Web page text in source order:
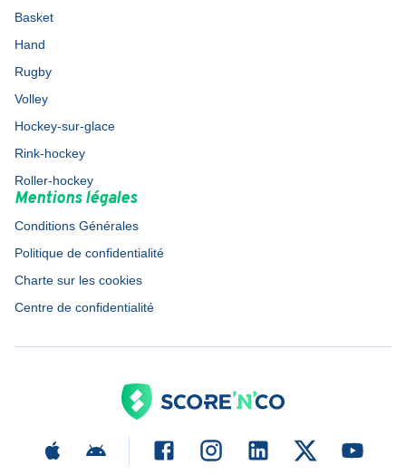
Basket
Hand
Rugby
Volley
Hockey-sur-glace
Rink-hockey
Roller-hockey
Mentions légales
Conditions Générales
Politique de confidentialité
Charte sur les cookies
Centre de confidentialité